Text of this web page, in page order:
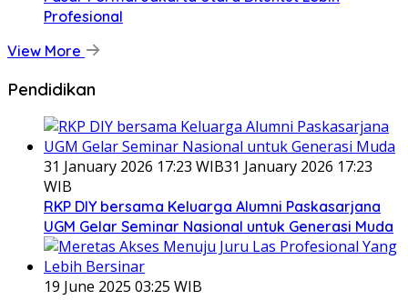
Profesional
View More
Pendidikan
31 January 2026 17:23 WIB31 January 2026 17:23
WIB
RKP DIY bersama Keluarga Alumni Paskasarjana
UGM Gelar Seminar Nasional untuk Generasi Muda
19 June 2025 03:25 WIB